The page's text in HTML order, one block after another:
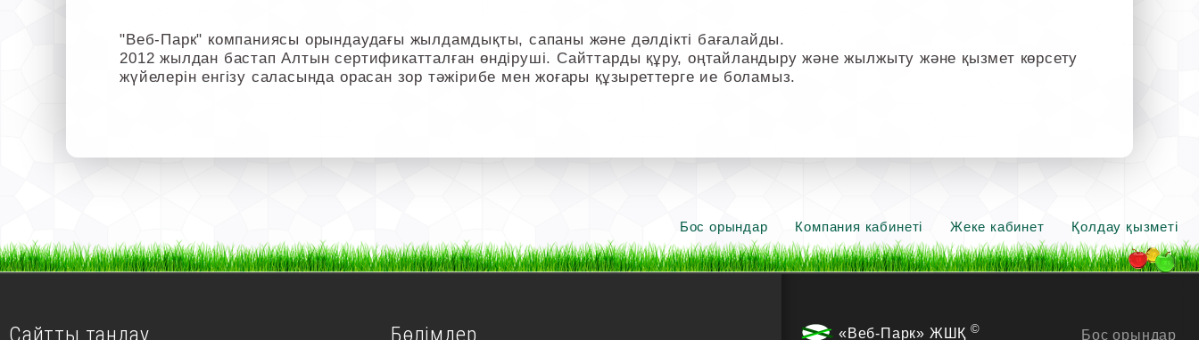
"Веб-Парк" компаниясы орындаудағы жылдамдықты, сапаны және дәлдікті бағалайды.
2012 жылдан бастап Алтын сертификатталған өндіруші. Сайттарды құру, оңтайландыру және жылжыту және қызмет көрсету
жүйелерін енгізу саласында орасан зор тәжірибе мен жоғары құзыреттерге ие боламыз.
Бос орындар Компания кабинеті Жеке кабинет Қолдау қызметі
Сайтты таңдау Бөлімдер «Веб-Парк» ЖШҚ © Бос орындар